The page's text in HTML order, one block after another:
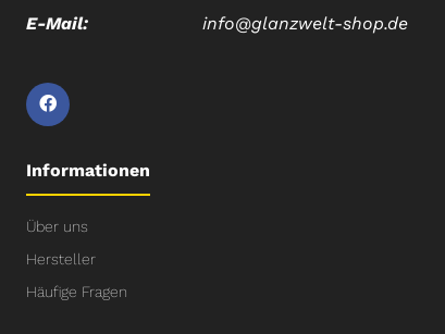
E-Mail:
info@glanzwelt-shop.de
Informationen
Über uns
Hersteller
Häufige Fragen